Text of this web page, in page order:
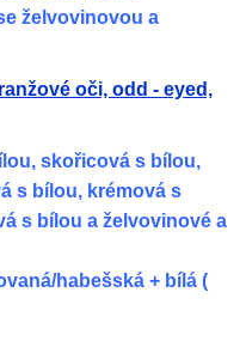
želvovinovou a
oči, odd - eyed,
skořicová s bílou,
s bílou, krémová s
s bílou a želvovinové a
habešská + bílá (